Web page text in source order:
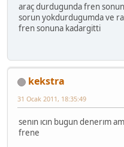
araç durdugunda fren
sorun yokdurdugumda ve
fren sonuna kadargitti
kekstra
31 Ocak 2011, 18:35:49
senın ıcın bugun denerım
frene